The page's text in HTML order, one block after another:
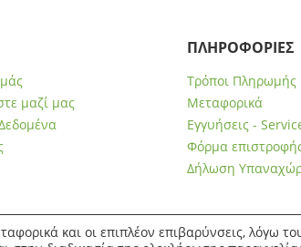
μαζί μας
ΠΛΗΡΟΦΟΡΙΕΣ
Τρόποι Πληρωμής
Μεταφορικά
Εγγυήσεις -
Φόρμα
Δήλωση
και οι επιπλέον επιβαρύνσεις, λόγω